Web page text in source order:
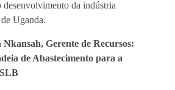
desenvolvimento da indústria
Uganda.
Gerente de Recursos:
de Abastecimento para a